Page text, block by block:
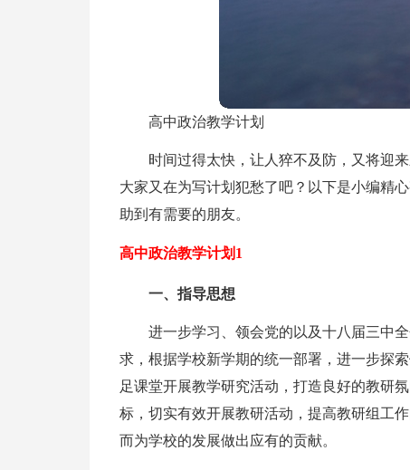
高中政治教学计划
时间过得太快，让人猝不及防，又将迎
大家又在为写计划犯愁了吧？以下是小编精
助到有需要的朋友。
高中政治教学计划1
一、指导思想
进一步学习、领会党的以及十八届三中
求，根据学校新学期的统一部署，进一步探
足课堂开展教学研究活动，打造良好的教研
标，切实有效开展教研活动，提高教研组工
而为学校的发展做出应有的贡献。